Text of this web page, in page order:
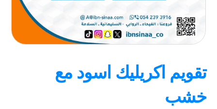
تقويم اكريليك اسود مع
خشب